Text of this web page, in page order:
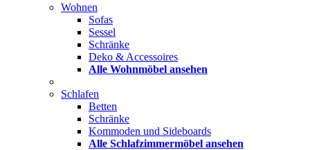
Wohnen
Sofas
Sessel
Schränke
Deko & Accessoires
Alle Wohnmöbel ansehen
Schlafen
Betten
Schränke
Kommoden und Sideboards
Alle Schlafzimmermöbel ansehen